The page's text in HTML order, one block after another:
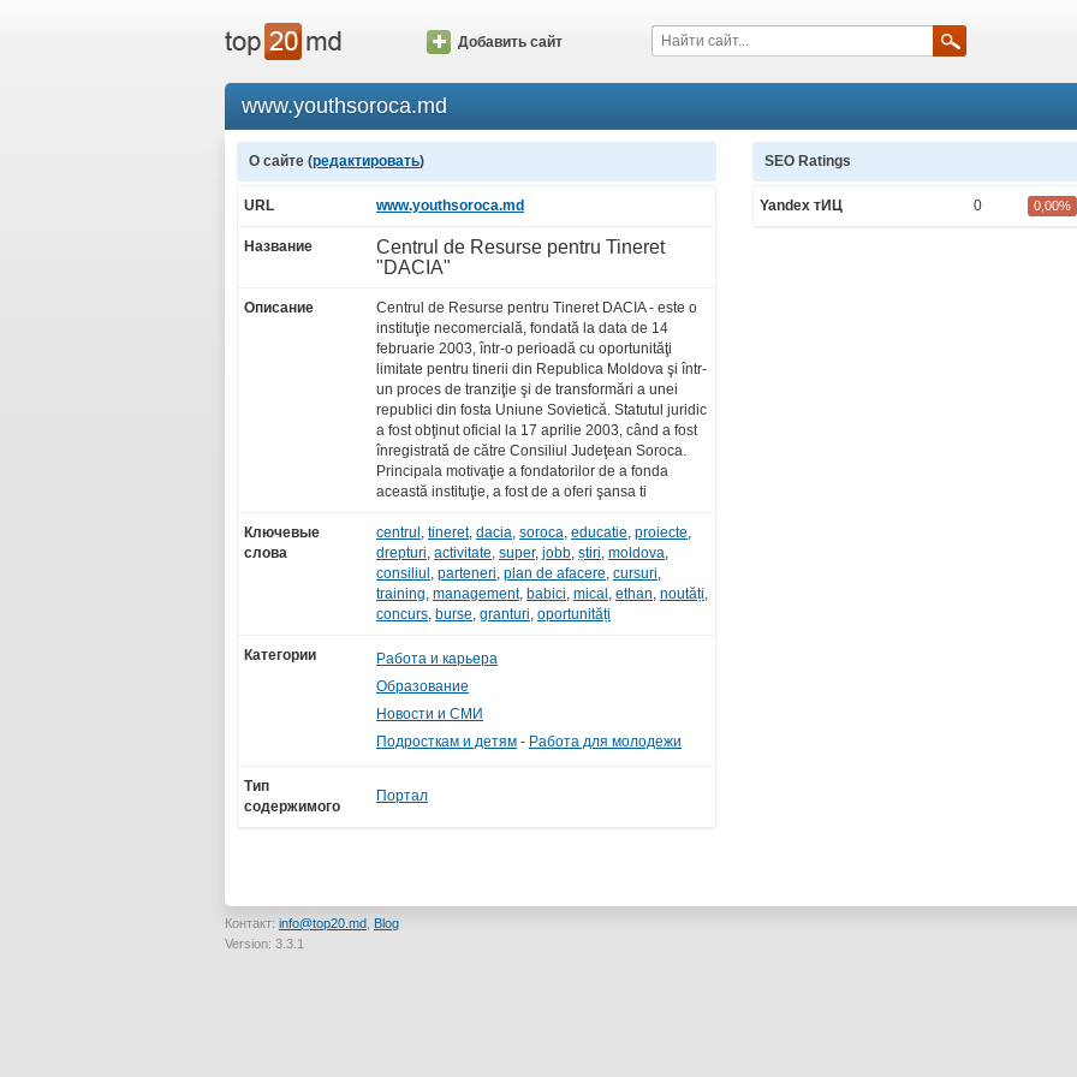
Добавить сайт
www.youthsoroca.md
О сайте (редактировать)
URL www.youthsoroca.md
Название
Centrul de Resurse pentru Tineret
"DACIA"
Описание
Centrul de Resurse pentru Tineret DACIA - este o
instituţie necomercială, fondată la data de 14
februarie 2003, într-o perioadă cu oportunităţi
limitate pentru tinerii din Republica Moldova şi într-
un proces de tranziţie şi de transformări a unei
republici din fosta Uniune Sovietică. Statutul juridic
a fost obţinut oficial la 17 aprilie 2003, când a fost
înregistrată de către Consiliul Judeţean Soroca.
Principala motivaţie a fondatorilor de a fonda
această instituţie, a fost de a oferi şansa ti
Ключевые
слова
centrul , tineret, dacia, soroca, educatie, proiecte,
drepturi, activitate, super, jobb, știri, moldova,
consiliul , parteneri, plan de afacere, cursuri,
training, management, babici, mical , ethan, noutăți,
concurs, burse, granturi, oportunități
Категории
Работа и карьера
Образование
Новости и СМИ
Подросткам и детям - Работа для молодежи
Тип
содержимого
Портал
SEO Ratings
Yandex тИЦ 0 0,00%
Контакт: info@top20.md Blog
Version: 3.3.1